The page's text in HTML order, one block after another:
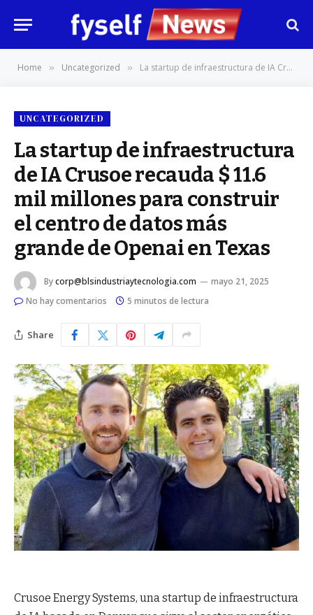
Home » Uncategorized » La startup de infraestructura de IA Crusoe recauda $ 11.6 mil millones para construir el centro de datos más grande de Openai en Texas
UNCATEGORIZED
La startup de infraestructura
de IA Crusoe recauda $ 11.6
mil millones para construir
el centro de datos más
grande de Openai en Texas
Bycorp@blsindustriaytecnologia.com
mayo 21, 2025
No hay comentarios
5 minutos de lectura
Share
Crusoe Energy Systems, una startup de infraestructura